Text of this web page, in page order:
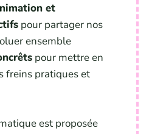
et
pour partager nos
ensemble
pour mettre en
freins pratiques et
est proposée